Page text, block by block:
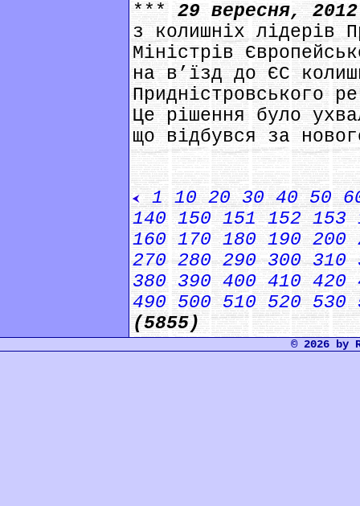
***29 вересня,
з колишніх лідерів
Міністрів
на в’їзд до ЄС
Придністровського
Це рішення було
що відбувся за
1 10 20 30 40 50
140 150 151 152 153
160 170 180 190 200
270 280 290 300 310
380 390 400 410 420
490 500 510 520 530
(5855)
© 2026 by